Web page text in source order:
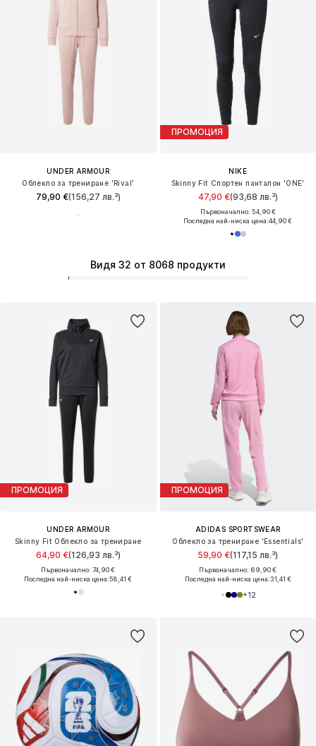
UNDER ARMOUR
Облекло за трениране 'Rival'
79,90 €(156,27 лв.³)
ПРОМОЦИЯ
NIKE
Skinny Fit Спортен панталон 'ONE'
47,90 €(93,68 лв.³)
Първоначално: 54,90 €
Последна най-ниска цена:44,90 €
ПРОМОЦИЯ
UNDER ARMOUR
Skinny Fit Облекло за трениране
64,90 €(126,93 лв.³)
Първоначално: 74,90 €
Последна най-ниска цена:58,41 €
Видя 32 от 8068 продукти
ПРОМОЦИЯ
ADIDAS SPORTSWEAR
Облекло за трениране 'Essentials'
59,90 €(117,15 лв.³)
Първоначално: 69,90 €
Последна най-ниска цена:31,41 €
+12